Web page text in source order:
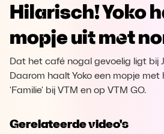
Microsoft Edge
Opera
Hilarisch! Yoko
mopje uit met
Dat het café nogal gevoelig ligt bij
Daarom haalt Yoko een mopje met
'Familie' bij VTM en op VTM GO.
Gerelateerde video's